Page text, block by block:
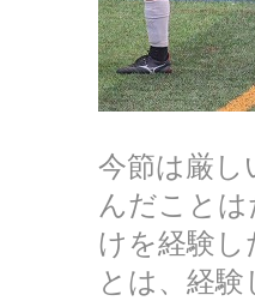
今節は厳し
んだこと
けを経験
とは、経